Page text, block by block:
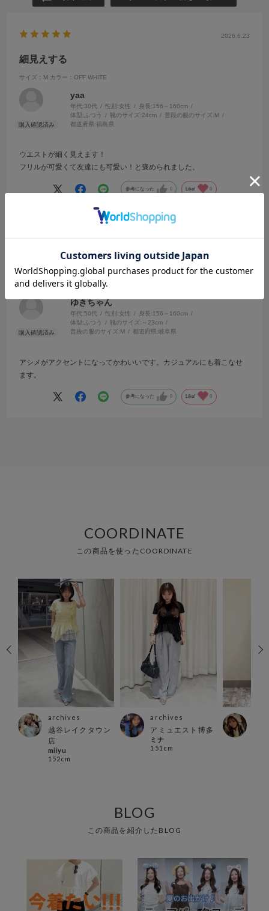
2026.6.23
細見えする
サイズ：M カラー：OFF WHITE
yaa
年代:30代 性別:女性 身長:156～160cm
体型: ふつう 靴のサイズ:24cm 普段の服のサイズ:M
都道府県:福島県
ウエストが細く見えます！
フリルが可愛くて友達にも可愛い！と褒められました。
参考になった 0 Like! 0
キレイ目系
サイズ：M カラー：BLACK
ゆきちゃん
年代:50代 性別:女性 身長:156～160cm
体型: ふつう 靴のサイズ: ～23cm
普段の服のサイズ:M 都道府県:岐阜県
アシメがアクセントになってかわいいです。カジュアルにも着こなせ
ます。
参考になった 0 Like! 0
COORDINATE
この商品を使ったCOORDINATE
archives
越谷レイクタウン
店
miiyu
152cm
archives
アミュエスト博多
ミナ
151cm
BLOG
この商品を紹介したBLOG